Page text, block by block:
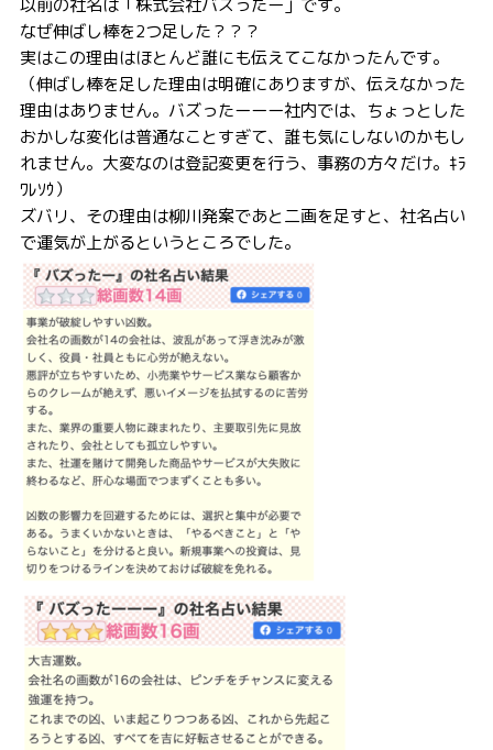
以前の社名は「株式会社バズったー」です。
なぜ伸ばし棒を2つ足した？？？
実はこの理由はほとんど誰にも伝えてこなかったんです。
（伸ばし棒を足した理由は明確にありますが、伝えなかった
理由はありません。バズったーーー社内では、ちょっとした
おかしな変化は普通なことすぎて、誰も気にしないのかもし
れません。大変なのは登記変更を行う、事務の方々だけ。ｷﾗ
ﾜﾚｿｳ）
ズバリ、その理由は柳川発案であと二画を足すと、社名占い
で運気が上がるというところでした。